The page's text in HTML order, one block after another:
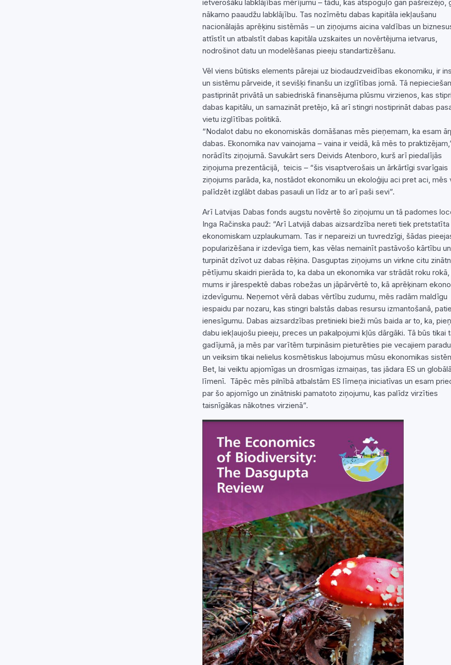
ietverošāku labklājības mērījumu – tādu, kas atspoguļo gan pašreizējo,
nākamo paaudžu labklājību. Tas nozīmētu dabas kapitāla iekļaušanu
nacionālajās aprēķinu sistēmās – un ziņojums aicina valdības un
attīstīt un atbalstīt dabas kapitāla uzskaites un novērtējuma ietvarus,
nodrošinot datu un modelēšanas pieeju standartizēšanu.
Vēl viens būtisks elements pārejai uz biodaudzveidības ekonomiku, ir
un sistēmu pārveide, it sevišķi finanšu un izglītības jomā. Tā
pastiprināt privātā un sabiedriskā finansējuma plūsmu virzienos, kas
dabas kapitālu, un samazināt pretējo, kā arī stingri nostiprināt dabas
vietu izglītības politikā.
“Nodalot dabu no ekonomiskās domāšanas mēs pieņemam, ka esam
dabas. Ekonomika nav vainojama – vaina ir veidā, kā mēs to
norādīts ziņojumā. Savukārt sers Deivids Atenboro, kurš arī piedalījās
ziņojuma prezentācijā, teicis – “šis visaptverošais un ārkārtīgi svarīgais
ziņojums parāda, ka, nostādot ekonomiku un ekoloģiju aci pret aci, mēs
palīdzēt izglābt dabas pasauli un līdz ar to arī paši sevi”.
Arī Latvijas Dabas fonds augstu novērtē šo ziņojumu un tā padomes
Inga Račinska pauž: “Arī Latvijā dabas aizsardzība nereti tiek pretstatīta
ekonomiskam uzplaukumam. Tas ir nepareizi un tuvredzīgi, šādas
popularizēšana ir izdevīga tiem, kas vēlas nemainīt pastāvošo kārtību un
turpināt dzīvot uz dabas rēķina. Dasguptas ziņojums un virkne citu
pētījumu skaidri pierāda to, ka daba un ekonomika var strādāt roku
mums ir jārespektē dabas robežas un jāpārvērtē to, kā aprēķinam
izdevīgumu. Neņemot vērā dabas vērtību zudumu, mēs radām maldīgu
iespaidu par nozaru, kas stingri balstās dabas resursu izmantošanā,
ienesīgumu. Dabas aizsardzības pretinieki bieži mūs baida ar to, ka,
dabu iekļaujošu pieeju, preces un pakalpojumi kļūs dārgāki. Tā būs tikai
gadījumā, ja mēs par varītēm turpināsim pieturēties pie vecajiem
un veiksim tikai nelielus kosmētiskus labojumus mūsu ekonomikas
Bet, lai veiktu apjomīgas un drosmīgas izmaiņas, tas jādara ES un globālā
līmenī. Tāpēc mēs pilnībā atbalstām ES līmeņa iniciatīvas un esam
par šo apjomīgo un zinātniski pamatoto ziņojumu, kas palīdz virzīties
taisnīgākas nākotnes virzienā”.